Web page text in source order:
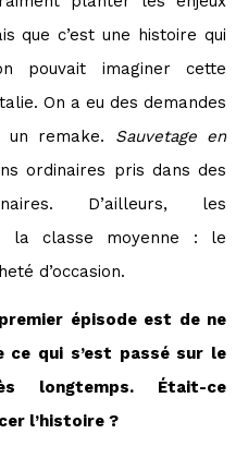
que c’est une histoire qui
pouvait imaginer cette
On a eu des demandes
un remake. Sauvetage en
ordinaires pris dans des
D’ailleurs, les
la classe moyenne : le
d’occasion.
épisode est de ne
qui s’est passé sur le
longtemps. Était-ce
l’histoire ?